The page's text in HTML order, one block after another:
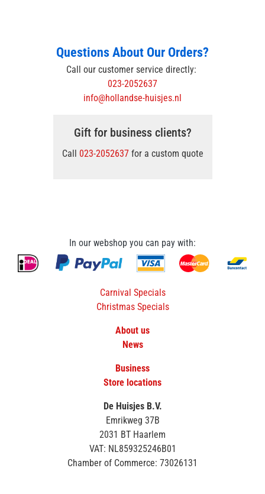
Questions About Our Orders?
Call our customer service directly:
023-2052637
info@hollandse-huisjes.nl
Gift for business clients?
Call 023-2052637for a custom quote
In our webshop you can pay with:
Carnival Specials
Christmas Specials
About us
News
Business
Store locations
De Huisjes B.V.
Emrikweg 37B
2031 BT Haarlem
VAT: NL859325246B01
Chamber of Commerce: 73026131